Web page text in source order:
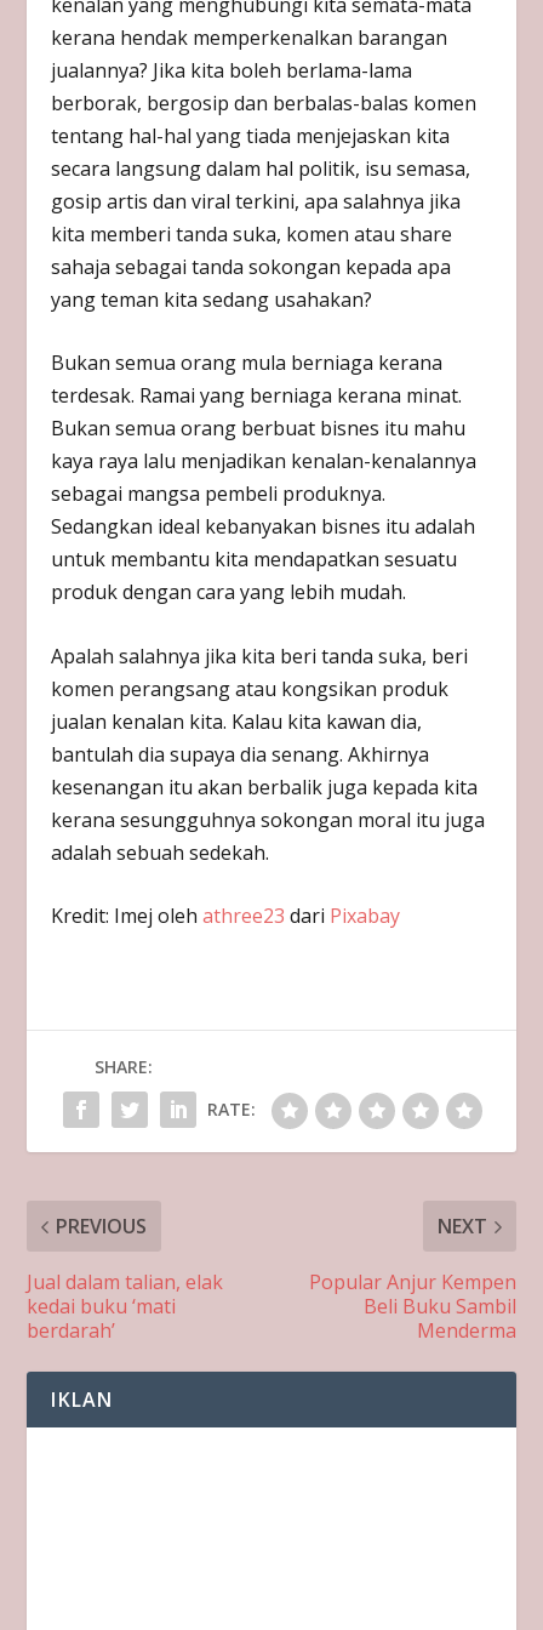
kerana hendak memperkenalkan barangan
jualannya? Jika kita boleh berlama-lama
berborak, bergosip dan berbalas-balas komen
tentang hal-hal yang tiada menjejaskan kita
secara langsung dalam hal politik, isu semasa,
gosip artis dan viral terkini, apa salahnya jika
kita memberi tanda suka, komen atau share
sahaja sebagai tanda sokongan kepada apa
yang teman kita sedang usahakan?
Bukan semua orang mula berniaga kerana
terdesak. Ramai yang berniaga kerana minat.
Bukan semua orang berbuat bisnes itu mahu
kaya raya lalu menjadikan kenalan-kenalannya
sebagai mangsa pembeli produknya.
Sedangkan ideal kebanyakan bisnes itu adalah
untuk membantu kita mendapatkan sesuatu
produk dengan cara yang lebih mudah.
Apalah salahnya jika kita beri tanda suka, beri
komen perangsang atau kongsikan produk
jualan kenalan kita. Kalau kita kawan dia,
bantulah dia supaya dia senang. Akhirnya
kesenangan itu akan berbalik juga kepada kita
kerana sesungguhnya sokongan moral itu juga
adalah sebuah sedekah.
Kredit: Imej olehathree23 dari Pixabay
SHARE:
RATE:
PREVIOUS
Jual dalam talian, elak
kedai buku ‘mati
berdarah’
NEXT
Popular Anjur Kempen
Beli Buku Sambil
Menderma
IKLAN